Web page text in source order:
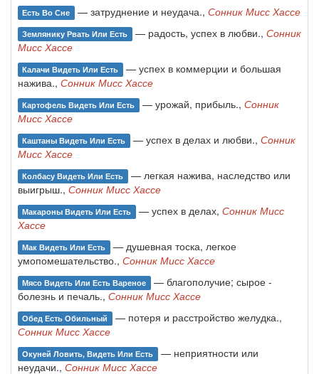
Есть Во Сне — затруднение и неудача., Сонник Мисс Хассе
Землянику Рвать Или Есть — радость, успех в любви., Сонник
Мисс Хассе
Калачи Видеть Или Есть — успех в коммерции и большая
нажива., Сонник Мисс Хассе
Картофель Видеть Или Есть — урожай, прибыль., Сонник
Мисс Хассе
Каштаны Видеть Или Есть — успех в делах и любви., Сонник
Мисс Хассе
Колбасу Видеть Или Есть — легкая нажива, наследство или
выигрыш., Сонник Мисс Хассе
Макароны Видеть Или Есть — успех в делах, Сонник Мисс
Хассе
Мак Видеть Или Есть — душевная тоска, легкое
умопомешательство., Сонник Мисс Хассе
Мясо Видеть Или Есть Вареное — благополучие; сырое -
болезнь и печаль., Сонник Мисс Хассе
Обед Есть Обильный — потеря и расстройство желудка.,
Сонник Мисс Хассе
Окуней Ловить, Видеть Или Есть — неприятности или
неудачи., Сонник Мисс Хассе